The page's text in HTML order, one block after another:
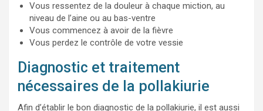
Vous ressentez de la douleur à chaque miction, au
niveau de l’aine ou au bas-ventre
Vous commencez à avoir de la fièvre
Vous perdez le contrôle de votre vessie
Diagnostic et traitement
nécessaires de la pollakiurie
Afin d’établir le bon diagnostic de la pollakiurie, il est aussi